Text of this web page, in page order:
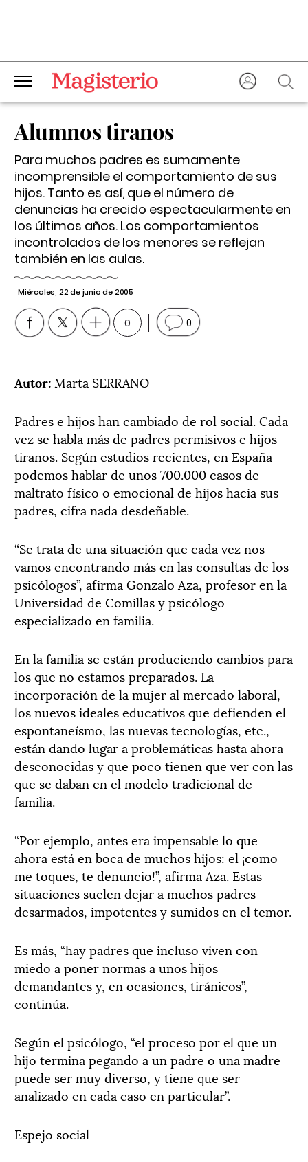
Alumnos tiranos
Para muchos padres es sumamente
incomprensible el comportamiento de sus
hijos. Tanto es así, que el número de
denuncias ha crecido espectacularmente en
los últimos años. Los comportamientos
incontrolados de los menores se reflejan
también en las aulas.
Miércoles, 22 de junio de 2005
0 0
Autor: Marta SERRANO
Padres e hijos han cambiado de rol social. Cada
vez se habla más de padres permisivos e hijos
tiranos. Según estudios recientes, en España
podemos hablar de unos 700.000 casos de
maltrato físico o emocional de hijos hacia sus
padres, cifra nada desdeñable.
“Se trata de una situación que cada vez nos
vamos encontrando más en las consultas de los
psicólogos”, afirma Gonzalo Aza, profesor en la
Universidad de Comillas y psicólogo
especializado en familia.
En la familia se están produciendo cambios para
los que no estamos preparados. La
incorporación de la mujer al mercado laboral,
los nuevos ideales educativos que defienden el
espontaneísmo, las nuevas tecnologías, etc.,
están dando lugar a problemáticas hasta ahora
desconocidas y que poco tienen que ver con las
que se daban en el modelo tradicional de
familia.
“Por ejemplo, antes era impensable lo que
ahora está en boca de muchos hijos: el ¡como
me toques, te denuncio!”, afirma Aza. Estas
situaciones suelen dejar a muchos padres
desarmados, impotentes y sumidos en el temor.
Es más, “hay padres que incluso viven con
miedo a poner normas a unos hijos
demandantes y, en ocasiones, tiránicos”,
continúa.
Según el psicólogo, “el proceso por el que un
hijo termina pegando a un padre o una madre
puede ser muy diverso, y tiene que ser
analizado en cada caso en particular”.
Espejo social